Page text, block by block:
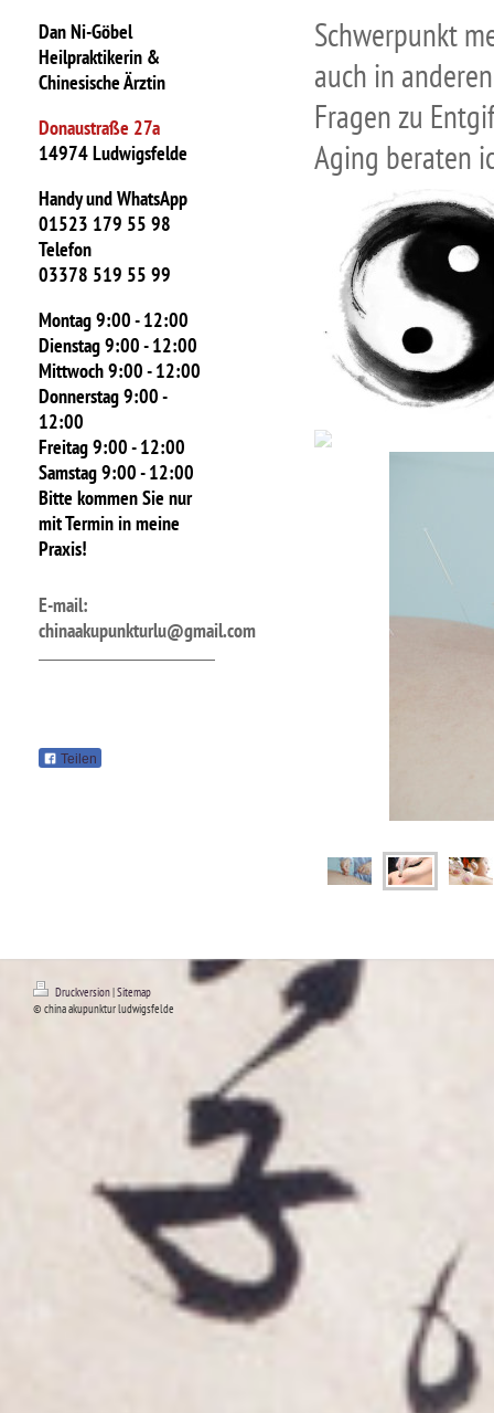
Dan Ni-Göbel
Heilpraktikerin &
Chinesische Ärztin
Donaustraße 27a
14974 Ludwigsfelde
Handy und WhatsApp
01523 179 55 98
Telefon
03378 519 55 99
Montag 9:00 - 12:00
Dienstag 9:00 - 12:00
Mittwoch 9:00 - 12:00
Donnerstag 9:00 -
12:00
Freitag 9:00 - 12:00
Samstag 9:00 - 12:00
Bitte kommen Sie nur
mit Termin in meine
Praxis!
E-mail:
chinaakupunkturlu@gmail.com
Teilen
Schwerpunkt
auch in
Fragen zu
Aging beraten
Druckversion|Sitemap
© china akupunktur ludwigsfelde